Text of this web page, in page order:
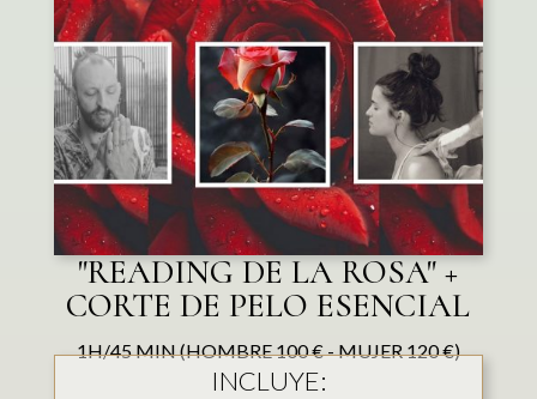
"READING DE LA ROSA" +
CORTE DE PELO ESENCIAL
1H/45 MIN (HOMBRE 100 € - MUJER 120 €)
INCLUYE: